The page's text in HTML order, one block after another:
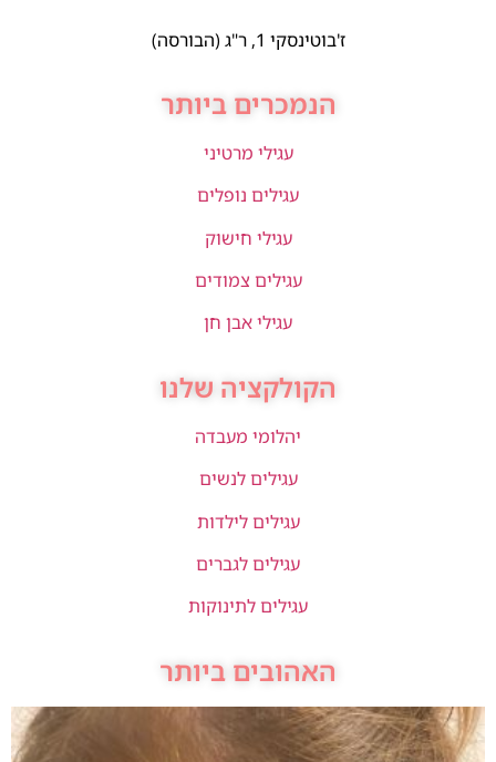
ז'בוטינסקי 1, ר"ג (הבורסה)
הנמכרים ביותר
עגילי מרטיני
עגילים נופלים
עגילי חישוק
עגילים צמודים
עגילי אבן חן
הקולקציה שלנו
יהלומי מעבדה
עגילים לנשים
עגילים לילדות
עגילים לגברים
עגילים לתינוקות
האהובים ביותר